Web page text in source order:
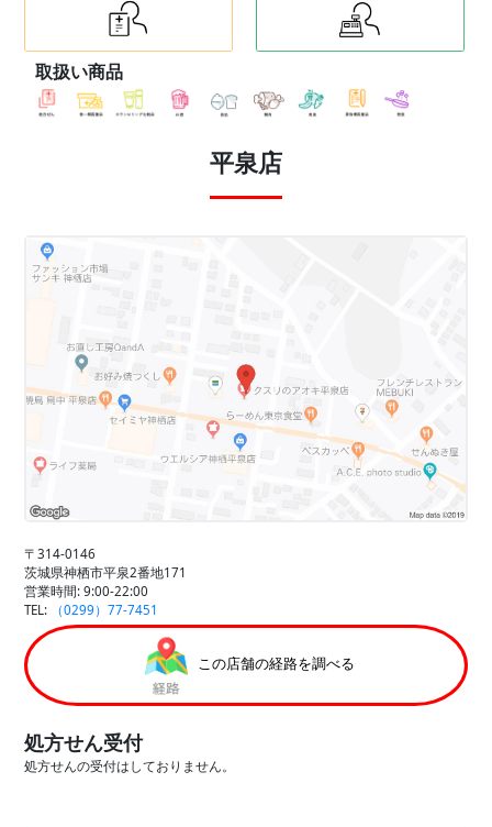
取扱い商品
平泉店
〒314-0146
茨城県神栖市平泉2番地171
営業時間: 9:00-22:00
TEL:
（0299）77-7451
この店舗の経路を調べる
処方せん受付
処方せんの受付はしておりません。